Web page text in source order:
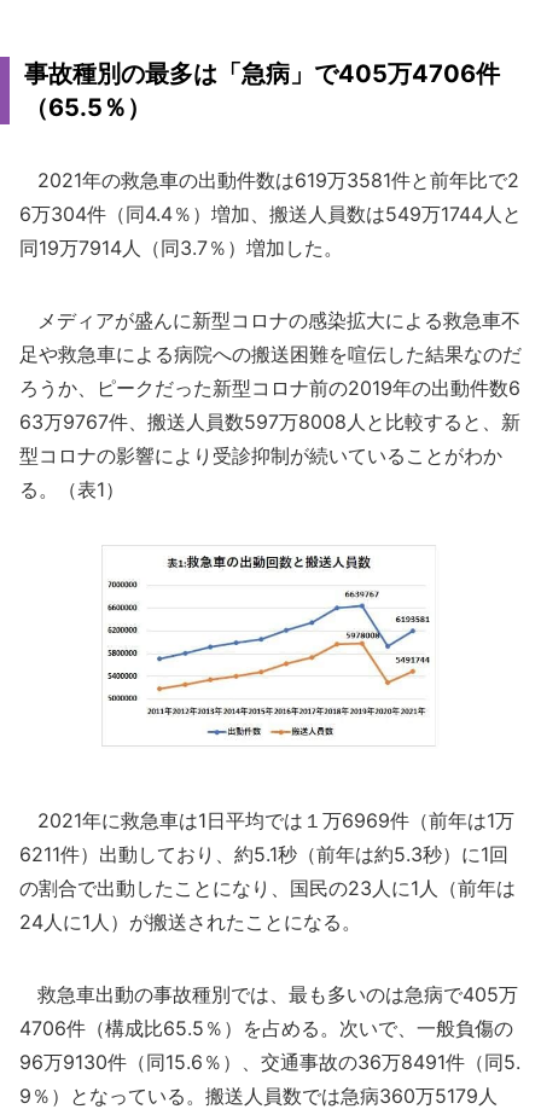
事故種別の最多は「急病」で405万4706件
（65.5％）
2021年の救急車の出動件数は619万3581件と前年比で2
6万304件（同4.4％）増加、搬送人員数は549万1744人と
同19万7914人（同3.7％）増加した。
メディアが盛んに新型コロナの感染拡大による救急車不
足や救急車による病院への搬送困難を喧伝した結果なのだ
ろうか、ピークだった新型コロナ前の2019年の出動件数6
63万9767件、搬送人員数597万8008人と比較すると、新
型コロナの影響により受診抑制が続いていることがわか
る。（表1）
2021年に救急車は1日平均では１万6969件（前年は1万
6211件）出動しており、約5.1秒（前年は約5.3秒）に1回
の割合で出動したことになり、国民の23人に1人（前年は
24人に1人）が搬送されたことになる。
救急車出動の事故種別では、最も多いのは急病で405万
4706件（構成比65.5％）を占める。次いで、一般負傷の
96万9130件（同15.6％）、交通事故の36万8491件（同5.
9％）となっている。搬送人員数では急病360万5179人